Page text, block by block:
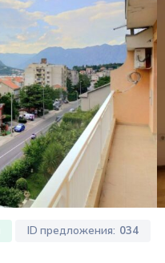
ID предложения: 034